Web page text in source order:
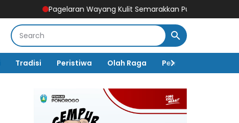
Pagelaran Wayang Kulit Semarakkan Puncak Peringatan HUT Ke-80
Tradisi Peristiwa Olah Raga Pembangunan